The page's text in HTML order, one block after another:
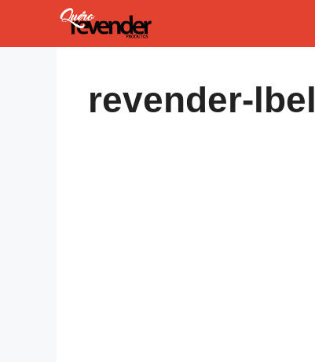
o
revender-lbel